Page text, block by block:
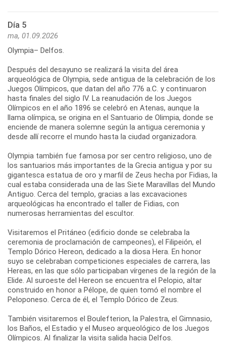
Día 5
ma, 01.09.2026
Olympia– Delfos.
Después del desayuno se realizará la visita del área
arqueológica de Olympia, sede antigua de la celebración de los
Juegos Olímpicos, que datan del año 776 a.C. y continuaron
hasta finales del siglo IV. La reanudación de los Juegos
Olímpicos en el año 1896 se celebró en Atenas, aunque la
llama olímpica, se origina en el Santuario de Olimpia, donde se
enciende de manera solemne según la antigua ceremonia y
desde allí recorre el mundo hasta la ciudad organizadora.
Olympia también fue famosa por ser centro religioso, uno de
los santuarios más importantes de la Grecia antigua y por su
gigantesca estatua de oro y marfil de Zeus hecha por Fidias, la
cual estaba considerada una de las Siete Maravillas del Mundo
Antiguo. Cerca del templo, gracias a las excavaciones
arqueológicas ha encontrado el taller de Fidias, con
numerosas herramientas del escultor.
Visitaremos el Pritáneo (edificio donde se celebraba la
ceremonia de proclamación de campeones), el Filipeión, el
Templo Dórico Hereon, dedicado a la diosa Hera. En honor
suyo se celebraban competiciones especiales de carrera, las
Hereas, en las que sólo participaban vírgenes de la región de la
Elide. Al suroeste del Hereon se encuentra el Pelopio, altar
construido en honor a Pélope, de quien tomó el nombre el
Peloponeso. Cerca de él, el Templo Dórico de Zeus.
También visitaremos el Boulefterion, la Palestra, el Gimnasio,
los Baños, el Estadio y el Museo arqueológico de los Juegos
Olímpicos. Al finalizar la visita salida hacia Delfos.